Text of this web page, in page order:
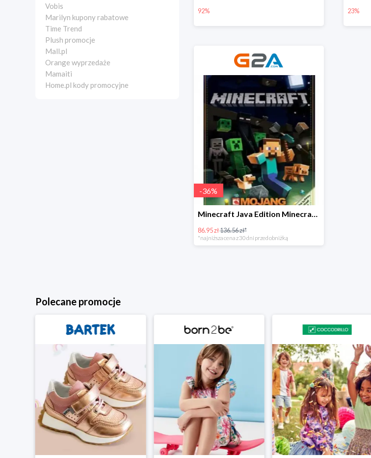
Vobis
Marilyn kupony rabatowe
Time Trend
Plush promocje
Mall.pl
Orange wyprzedaże
Mamaiti
Home.pl kody promocyjne
92% 23%
-36%
Minecraft Java Edition Minecraft Key GLOBAL -36%
86.95 zł136.56 zł*
*najniższa cena z 30 dni przed obniżką
Polecane promocje